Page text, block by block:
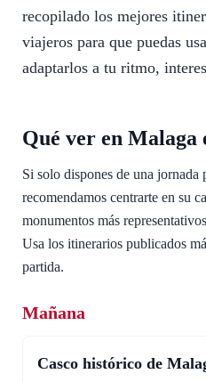
recopilado los mejores
viajeros para que puedas
adaptarlos a tu ritmo,
Qué ver en Malaga
Si solo dispones de una jornada
recomendamos centrarte en su
monumentos más
Usa los itinerarios publicados
partida.
Mañana
Casco histórico de